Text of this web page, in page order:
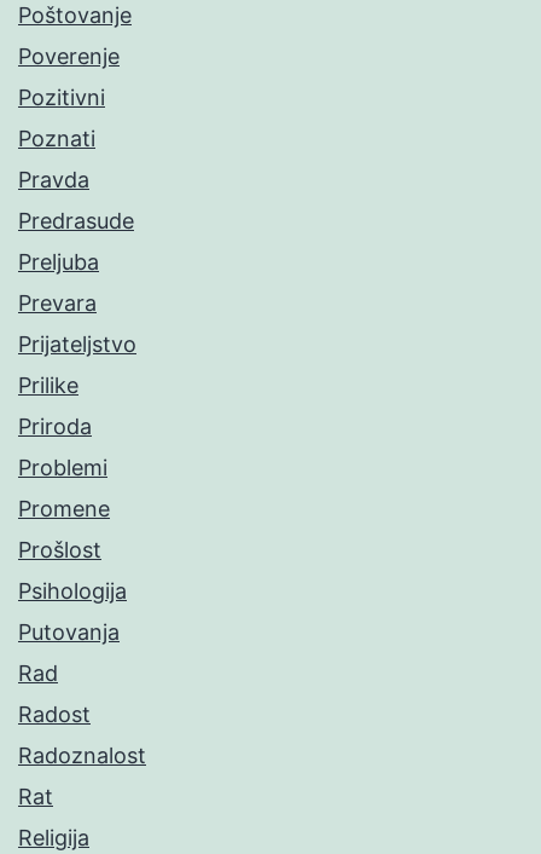
Poštovanje
Poverenje
Pozitivni
Poznati
Pravda
Predrasude
Preljuba
Prevara
Prijateljstvo
Prilike
Priroda
Problemi
Promene
Prošlost
Psihologija
Putovanja
Rad
Radost
Radoznalost
Rat
Religija